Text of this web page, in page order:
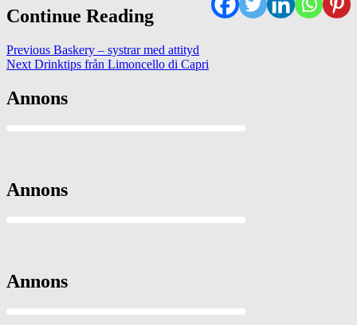
Continue Reading
Previous Baskery – systrar med attityd
Next Drinktips från Limoncello di Capri
Annons
Annons
Annons